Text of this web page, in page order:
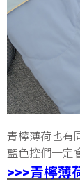
青檸薄荷也有
藍色控們一定
>>>青檸薄